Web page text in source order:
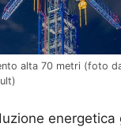
alta 70 metri (foto
energetica